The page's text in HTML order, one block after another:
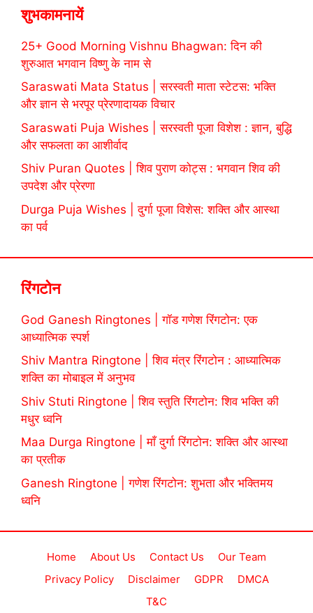
शुभकामनायें
25+ Good Morning Vishnu Bhagwan: दिन की
शुरुआत भगवान विष्णु के नाम से
Saraswati Mata Status | सरस्वती माता स्टेटस: भक्ति
और ज्ञान से भरपूर प्रेरणादायक विचार
Saraswati Puja Wishes | सरस्वती पूजा विशेश : ज्ञान, बुद्धि
और सफलता का आशीर्वाद
Shiv Puran Quotes | शिव पुराण कोट्स : भगवान शिव की
उपदेश और प्रेरणा
Durga Puja Wishes | दुर्गा पूजा विशेस: शक्ति और आस्था
का पर्व
रिंगटोन
God Ganesh Ringtones | गॉड गणेश रिंगटोन: एक
आध्यात्मिक स्पर्श
Shiv Mantra Ringtone | शिव मंत्र रिंगटोन : आध्यात्मिक
शक्ति का मोबाइल में अनुभव
Shiv Stuti Ringtone | शिव स्तुति रिंगटोन: शिव भक्ति की
मधुर ध्वनि
Maa Durga Ringtone | माँ दुर्गा रिंगटोन: शक्ति और आस्था
का प्रतीक
Ganesh Ringtone | गणेश रिंगटोन: शुभता और भक्तिमय
ध्वनि
Home About Us Contact Us
Our Team
Privacy Policy
Disclaimer GDPR
DMCA
T&C